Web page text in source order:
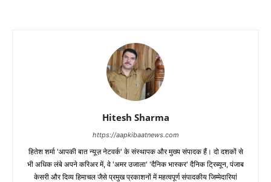
Hitesh Sharma
https://aapkibaatnews.com
हितेश शर्मा 'आपकी बात न्यूज़ नेटवर्क' के संस्थापक और मुख्य संपादक हैं। दो दशकों से
भी अधिक लंबे अपने करिअर में, वे 'अमर उजाला' 'दैनिक भास्कर' दैनिक ट्रिब्यून, पंजाब
केसरी और दिव्य हिमाचल जैसे प्रमुख प्रकाशनों में महत्वपूर्ण संपादकीय जिम्मेदारियां